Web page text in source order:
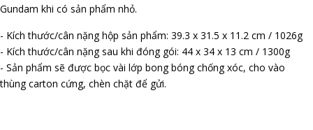
Gundam khi có sản phẩm nhỏ.
- Kích thước/cân nặng hộp sản phẩm: 39.3 x 31.5 x 11.2 cm / 1026g
- Kích thước/cân nặng sau khi đóng gói: 44 x 34 x 13 cm / 1300g
- Sản phẩm sẽ được bọc vài lớp bong bóng chống xóc, cho vào
thùng carton cứng, chèn chặt để gửi.